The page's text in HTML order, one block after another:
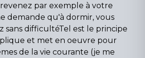
par exemple à votre
demande qu'à dormir, vous
sans difficultéTel est le principe
et met en oeuvre pour
de la vie courante (je me